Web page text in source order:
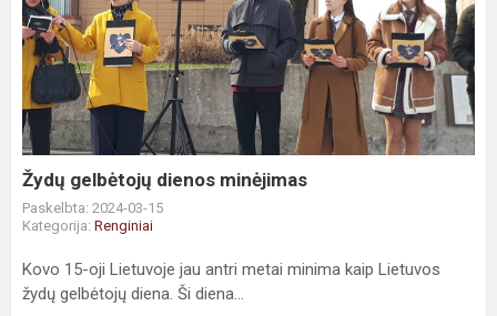
Žydų gelbėtojų dienos minėjimas
Paskelbta: 2024-03-15
Kategorija: Renginiai
Kovo 15-oji Lietuvoje jau antri metai minima kaip Lietuvos
žydų gelbėtojų diena. Ši diena...